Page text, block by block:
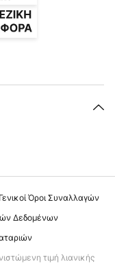
Γενικοί Όροι Συναλλαγών
Δεδομένων
τιμή λιανικής